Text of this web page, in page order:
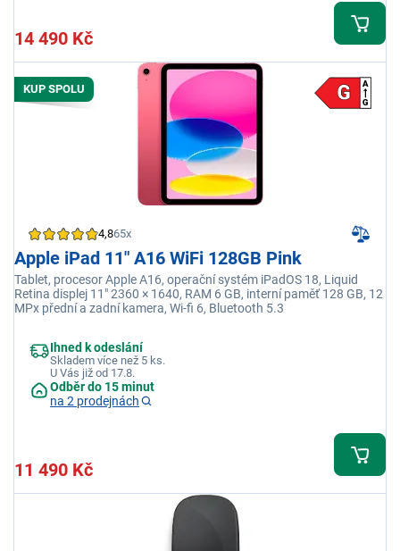
14 490 Kč
KUP SPOLU
4,865x
Apple iPad 11" A16 WiFi 128GB Pink
Tablet, procesor Apple A16, operační systém iPadOS 18, Liquid
Retina displej 11" 2360 × 1640, RAM 6 GB, interní paměť 128 GB, 12
MPx přední a zadní kamera, Wi-fi 6, Bluetooth 5.3
Ihned k odeslání
Skladem více než 5 ks.
U Vás již od 17.8.
Odběr do 15 minut
na 2 prodejnách
11 490 Kč